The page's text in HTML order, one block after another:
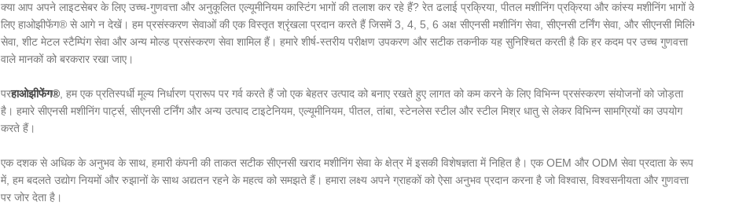
क्या आप अपने लाइटसेबर के लिए उच्च-गुणवत्ता और अनुकूलित एल्यूमीनियम कास्टिंग भागों की तलाश कर रहे हैं? रेत ढलाई प्रक्रिया, पीतल मशीनिंग प्रक्रिया और कांस्य मशीनिंग भागों के
लिए हाओझीफेंग® से आगे न देखें। हम प्रसंस्करण सेवाओं की एक विस्तृत श्रृंखला प्रदान करते हैं जिसमें 3, 4, 5, 6 अक्ष सीएनसी मशीनिंग सेवा, सीएनसी टर्निंग सेवा, और सीएनसी मिलिंग
सेवा, शीट मेटल स्टैम्पिंग सेवा और अन्य मोल्ड प्रसंस्करण सेवा शामिल हैं। हमारे शीर्ष-स्तरीय परीक्षण उपकरण और सटीक तकनीक यह सुनिश्चित करती है कि हर कदम पर उच्च गुणवत्ता
वाले मानकों को बरकरार रखा जाए।
परहाओझीफेंग®, हम एक प्रतिस्पर्धी मूल्य निर्धारण प्रारूप पर गर्व करते हैं जो एक बेहतर उत्पाद को बनाए रखते हुए लागत को कम करने के लिए विभिन्न प्रसंस्करण संयोजनों को जोड़ता
है। हमारे सीएनसी मशीनिंग पार्ट्स, सीएनसी टर्निंग और अन्य उत्पाद टाइटेनियम, एल्यूमीनियम, पीतल, तांबा, स्टेनलेस स्टील और स्टील मिश्र धातु से लेकर विभिन्न सामग्रियों का उपयोग
करते हैं।
एक दशक से अधिक के अनुभव के साथ, हमारी कंपनी की ताकत सटीक सीएनसी खराद मशीनिंग सेवा के क्षेत्र में इसकी विशेषज्ञता में निहित है। एक OEM और ODM सेवा प्रदाता के रूप
में, हम बदलते उद्योग नियमों और रुझानों के साथ अद्यतन रहने के महत्व को समझते हैं। हमारा लक्ष्य अपने ग्राहकों को ऐसा अनुभव प्रदान करना है जो विश्वास, विश्वसनीयता और गुणवत्ता
पर जोर देता है।